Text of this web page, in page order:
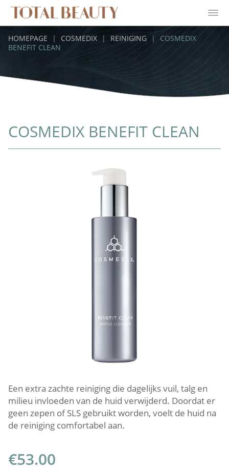
HOMEPAGE | COSMEDIX | REINIGING |
COSMEDIX
BENEFIT CLEAN
COSMEDIX BENEFIT CLEAN
Een extra zachte reiniging die dagelijks vuil, talg en
milieu invloeden van de huid verwijderd. Doordat er
geen zepen of SLS gebruikt worden, voelt de huid na
de reiniging comfortabel aan.
€53.00